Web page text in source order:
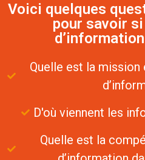
Voici quelques
pour savoir
Quelle est la
D'où viennent les
Quelle est la